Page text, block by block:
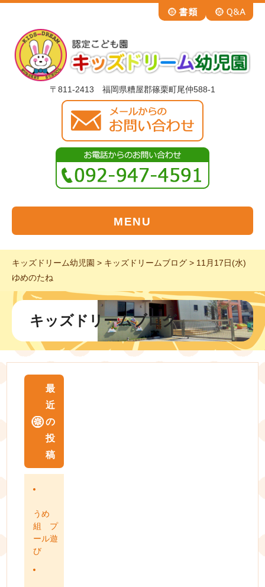
〒811-2413 福岡県糟屋郡篠栗町尾仲588-1
MENU
キッズドリーム幼児園 > キッズドリームブログ > 11月17日(水)
ゆめのたね
キッズドリームブログ
最
近
の
投
稿
うめ
組 プ
ール遊
び